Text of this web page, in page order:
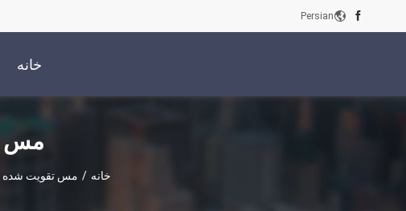
Persian
خانه
مس
خانه / مس تقویت شده